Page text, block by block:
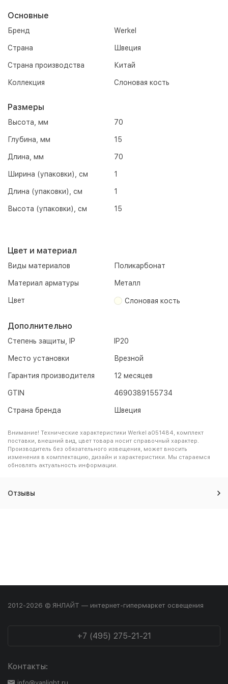
Основные
Бренд Werkel
Страна Швеция
Страна производства Китай
Коллекция Слоновая кость
Размеры
Высота, мм 70
Глубина, мм 15
Длина, мм 70
Ширина (упаковки), см 1
Длина (упаковки), см 1
Высота (упаковки), см 15
Цвет и материал
Виды материалов Поликарбонат
Материал арматуры Металл
Цвет Слоновая кость
Дополнительно
Степень защиты, IP IP20
Место установки Врезной
Гарантия производителя 12 месяцев
GTIN 4690389155734
Страна бренда Швеция
Внимание! Технические характеристики Werkel a051484, комплект
поставки, внешний вид, цвет товара носит справочный характер.
Производитель без обязательного извещения, может вносить
изменения в комплектацию, дизайн и характеристики. Мы стараемся
обновлять актуальность информации.
Отзывы
2012-2026 © ЯНЛАЙТ — интернет-гипермаркет освещения
+7 (495) 275-21-21
Контакты: